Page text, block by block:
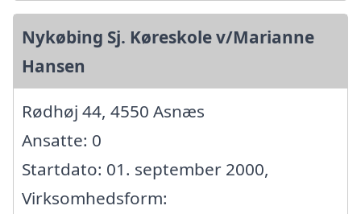
Nykøbing Sj. Køreskole v/Marianne
Hansen
Rødhøj 44, 4550 Asnæs
Ansatte: 0
Startdato: 01. september 2000,
Virksomhedsform: